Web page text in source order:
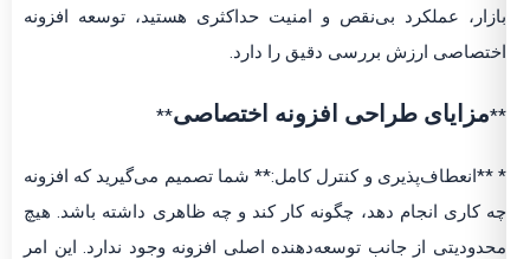
بازار، عملکرد بی‌نقص و امنیت حداکثری هستید، توسعه افزونه
اختصاصی ارزش بررسی دقیق را دارد.
**مزایای طراحی افزونه اختصاصی**
* **انعطاف‌پذیری و کنترل کامل:** شما تصمیم می‌گیرید که افزونه
چه کاری انجام دهد، چگونه کار کند و چه ظاهری داشته باشد. هیچ
محدودیتی از جانب توسعه‌دهنده اصلی افزونه وجود ندارد. این امر